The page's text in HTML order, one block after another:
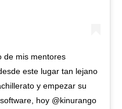
de mis mentores
este lugar tan lejano
y empezar su
hoy @kinurango